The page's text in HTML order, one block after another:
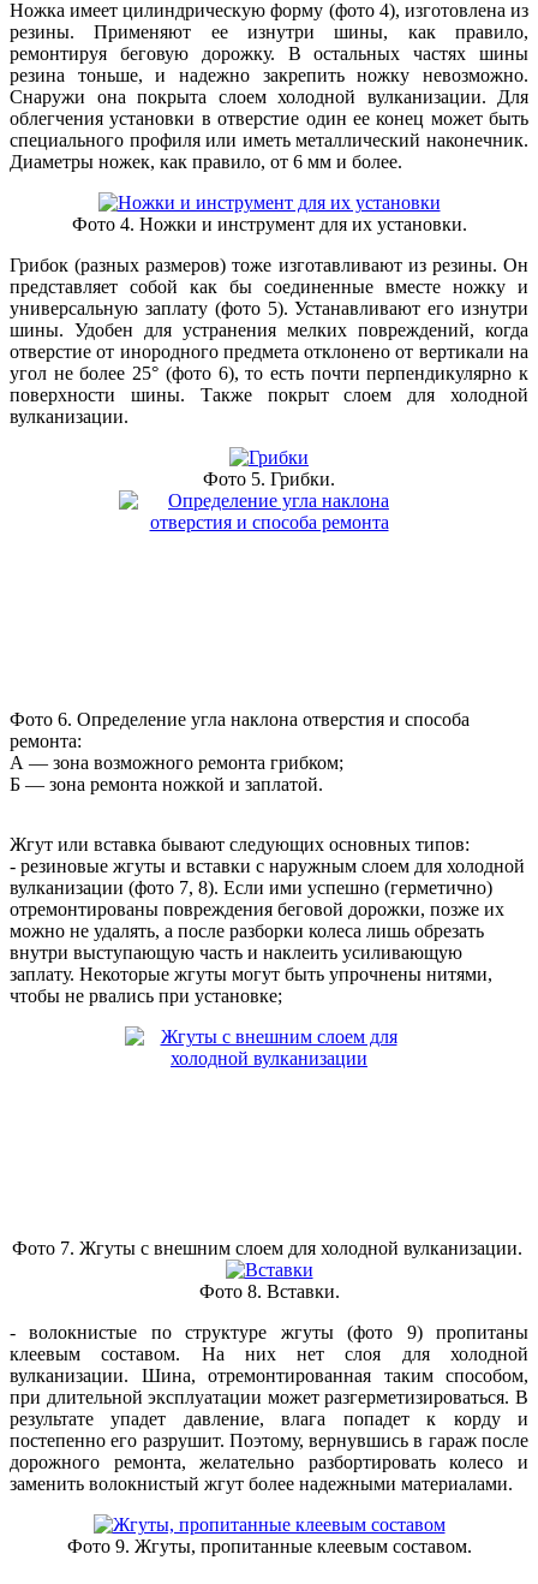
Ножка имеет цилиндрическую форму (фото 4), изготовлена из
резины. Применяют ее изнутри шины, как правило,
ремонтируя беговую дорожку. В остальных частях шины
резина тоньше, и надежно закрепить ножку невозможно.
Снаружи она покрыта слоем холодной вулканизации. Для
облегчения установки в отверстие один ее конец может быть
специального профиля или иметь металлический наконечник.
Диаметры ножек, как правило, от 6 мм и более.
Фото 4. Ножки и инструмент для их установки.
Грибок (разных размеров) тоже изготавливают из резины. Он
представляет собой как бы соединенные вместе ножку и
универсальную заплату (фото 5). Устанавливают его изнутри
шины. Удобен для устранения мелких повреждений, когда
отверстие от инородного предмета отклонено от вертикали на
угол не более 25° (фото 6), то есть почти перпендикулярно к
поверхности шины. Также покрыт слоем для холодной
вулканизации.
Фото 5. Грибки.
Фото 6. Определение угла наклона отверстия и способа
ремонта:
А — зона возможного ремонта грибком;
Б — зона ремонта ножкой и заплатой.
Жгут или вставка бывают следующих основных типов:
- резиновые жгуты и вставки с наружным слоем для холодной
вулканизации (фото 7, 8). Если ими успешно (герметично)
отремонтированы повреждения беговой дорожки, позже их
можно не удалять, а после разборки колеса лишь обрезать
внутри выступающую часть и наклеить усиливающую
заплату. Некоторые жгуты могут быть упрочнены нитями,
чтобы не рвались при установке;
Фото 7. Жгуты с внешним слоем для холодной вулканизации.
Фото 8. Вставки.
-волокнистые по структуре жгуты (фото 9) пропитаны
клеевым составом. На них нет слоя для холодной
вулканизации. Шина, отремонтированная таким способом,
при длительной эксплуатации может разгерметизироваться. В
результате упадет давление, влага попадет к корду и
постепенно его разрушит. Поэтому, вернувшись в гараж после
дорожного ремонта, желательно разбортировать колесо и
заменить волокнистый жгут более надежными материалами.
Фото 9. Жгуты, пропитанные клеевым составом.